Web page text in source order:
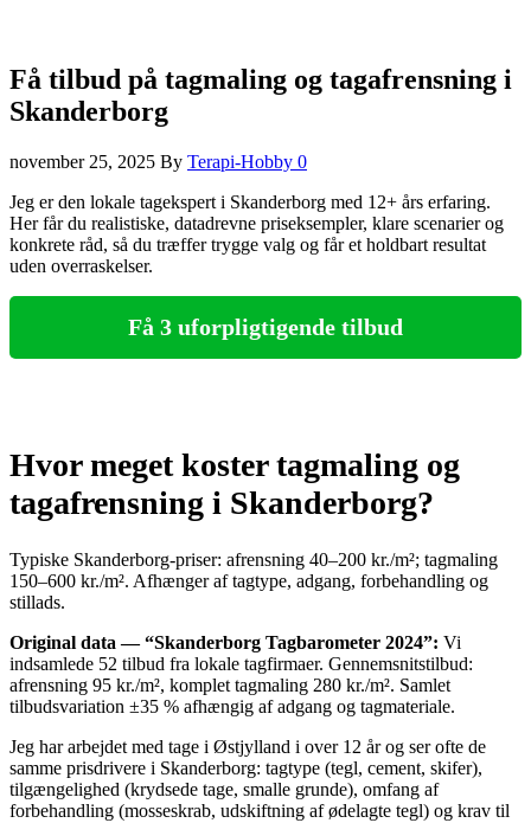
Få tilbud på tagmaling og tagafrensning i
Skanderborg
november 25, 2025 By Terapi-Hobby 0
Jeg er den lokale tagekspert i Skanderborg med 12+ års erfaring.
Her får du realistiske, datadrevne priseksempler, klare scenarier og
konkrete råd, så du træffer trygge valg og får et holdbart resultat
uden overraskelser.
Få 3 uforpligtigende tilbud
Hvor meget koster tagmaling og
tagafrensning i Skanderborg?
Typiske Skanderborg‑priser: afrensning 40–200 kr./m²; tagmaling
150–600 kr./m². Afhænger af tagtype, adgang, forbehandling og
stillads.
Original data — “Skanderborg Tagbarometer 2024”: Vi
indsamlede 52 tilbud fra lokale tagfirmaer. Gennemsnitstilbud:
afrensning 95 kr./m², komplet tagmaling 280 kr./m². Samlet
tilbudsvariation ±35 % afhængig af adgang og tagmateriale.
Jeg har arbejdet med tage i Østjylland i over 12 år og ser ofte de
samme prisdrivere i Skanderborg: tagtype (tegl, cement, skifer),
tilgængelighed (krydsede tage, smalle grunde), omfang af
forbehandling (mosseskrab, udskiftning af ødelagte tegl) og krav til